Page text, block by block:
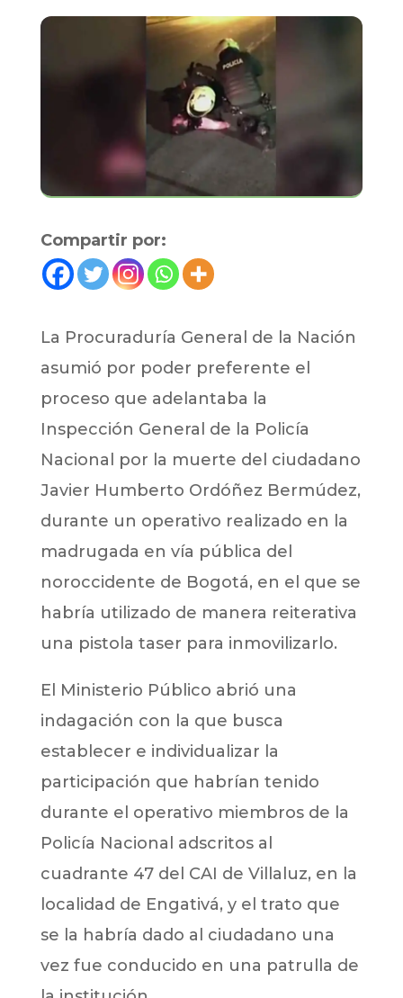
Compartir por:
La Procuraduría General de la Nación
asumió por poder preferente el
proceso que adelantaba la
Inspección General de la Policía
Nacional por la muerte del ciudadano
Javier Humberto Ordóñez Bermúdez,
durante un operativo realizado en la
madrugada en vía pública del
noroccidente de Bogotá, en el que se
habría utilizado de manera reiterativa
una pistola taser para inmovilizarlo.
El Ministerio Público abrió una
indagación con la que busca
establecer e individualizar la
participación que habrían tenido
durante el operativo miembros de la
Policía Nacional adscritos al
cuadrante 47 del CAI de Villaluz, en la
localidad de Engativá, y el trato que
se la habría dado al ciudadano una
vez fue conducido en una patrulla de